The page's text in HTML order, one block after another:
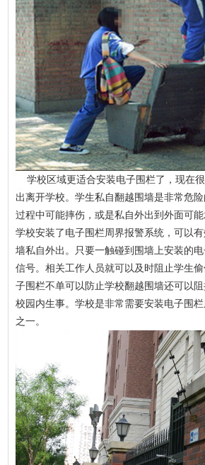
学校区域更适合安装电子围栏了，现在
出离开学校。学生私自翻越围墙是非常危
过程中可能摔伤，或是私自外出到外面可能
学校安装了电子围栏周界报警系统，可以
墙私自外出。只要一触碰到围墙上安装的
信号。相关工作人员就可以及时阻止学生
子围栏不单可以防止学校翻越围墙还可以
校园内生事。学校是非常需要安装电子围
之一。